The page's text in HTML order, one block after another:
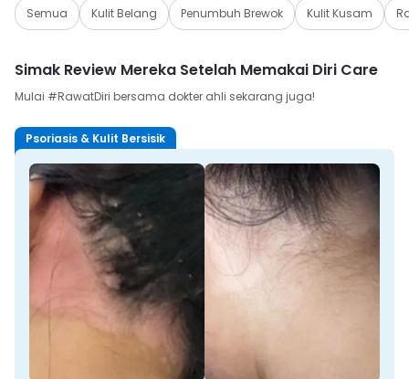
Semua Kulit Belang Penumbuh Brewok Kulit Kusam
Simak Review Mereka Setelah Memakai Diri Care
Mulai #RawatDiri bersama dokter ahli sekarang juga!
Psoriasis & Kulit Bersisik